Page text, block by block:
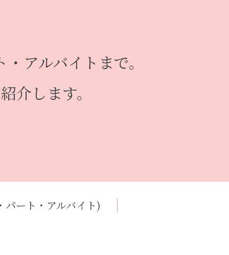
アルバイトまで。
介します。
パート・アルバイト)